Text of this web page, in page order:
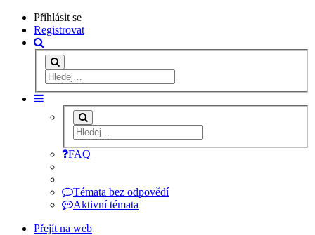
Přihlásit se
Registrovat
FAQ
Témata bez odpovědí
Aktivní témata
Přejít na web